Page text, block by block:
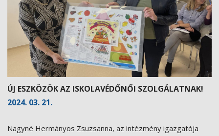
ÚJ ESZKÖZÖK AZ ISKOLAVÉDŐNŐI SZOLGÁLATNAK!
2024. 03. 21.
Nagyné Hermányos Zsuzsanna, az intézmény igazgatója